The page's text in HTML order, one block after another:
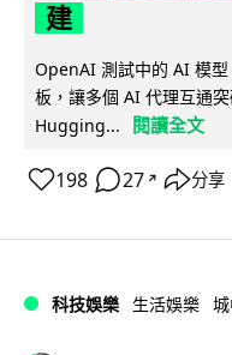
建
OpenAI 測試中的 AI 模
板，讓多個 AI 代理互通
Hugging...
閱讀全文
198 27 ↗ 分享
科技娛樂 生活娛樂